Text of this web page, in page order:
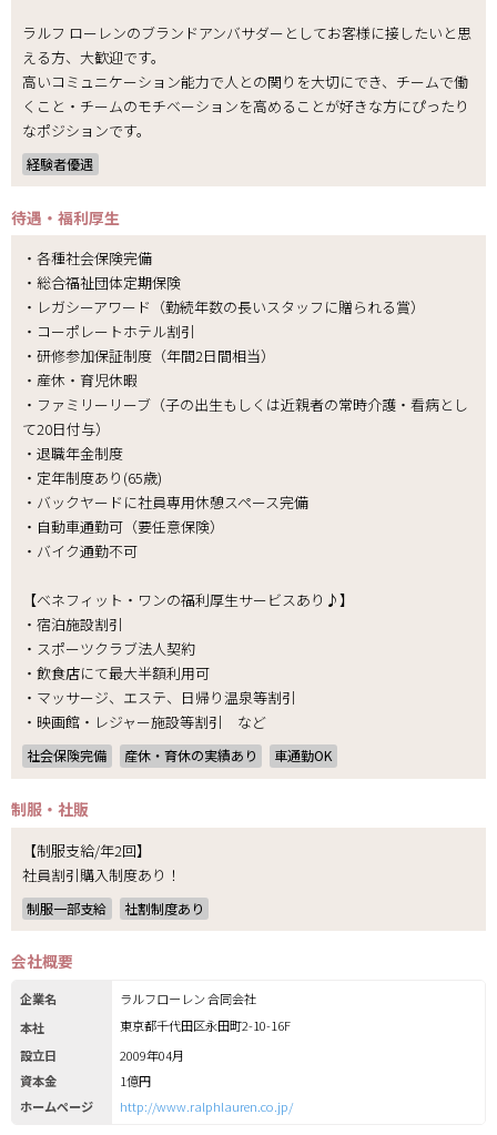
ラルフ ローレンのブランドアンバサダーとしてお客様に接したいと思
える方、大歓迎です。
高いコミュニケーション能力で人との関りを大切にでき、チームで働
くこと・チームのモチベーションを高めることが好きな方にぴったり
なポジションです。
経験者優遇
待遇・福利厚生
・各種社会保険完備
・総合福祉団体定期保険
・レガシーアワード（勤続年数の長いスタッフに贈られる賞）
・コーポレートホテル割引
・研修参加保証制度（年間2日間相当）
・産休・育児休暇
・ファミリーリーブ（子の出生もしくは近親者の常時介護・看病とし
て20日付与）
・退職年金制度
・定年制度あり(65歳)
・バックヤードに社員専用休憩スペース完備
・自動車通勤可（要任意保険）
・バイク通勤不可
【ベネフィット・ワンの福利厚生サービスあり♪】
・宿泊施設割引
・スポーツクラブ法人契約
・飲食店にて最大半額利用可
・マッサージ、エステ、日帰り温泉等割引
・映画館・レジャー施設等割引 など
社会保険完備 産休・育休の実績あり 車通勤OK
制服・社販
【制服支給/年2回】
社員割引購入制度あり！
制服一部支給 社割制度あり
会社概要
企業名
ラルフローレン 合同会社
本社
東京都千代田区永田町2-10-16F
設立日
2009年04月
資本金
1億円
ホームページ
http://www.ralphlauren.co.jp/